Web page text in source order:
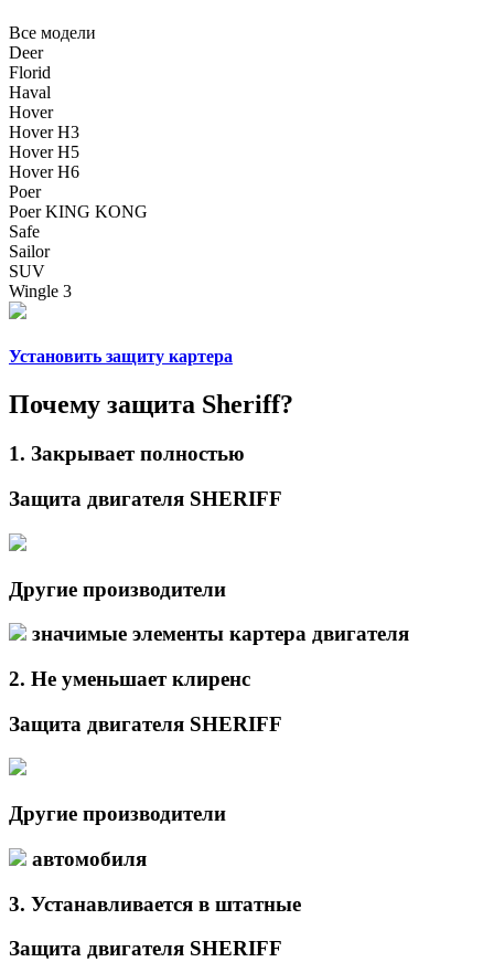
Все модели
Deer
Florid
Haval
Hover
Hover H3
Hover H5
Hover H6
Poer
Poer KING KONG
Safe
Sailor
SUV
Wingle 3
Установить защиту картера
Почему защита Sheriff?
1. Закрываетполностью
Защита двигателя SHERIFF
Другие производители
значимые элементы картера двигателя
2. Не уменьшаетклиренс
Защита двигателя SHERIFF
Другие производители
автомобиля
3. Устанавливается в штатные
Защита двигателя SHERIFF